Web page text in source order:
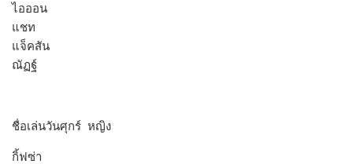
ไอออน
แชท
แจ็คสัน
ณัฏฐ์
ชื่อเล่นวันศุกร์ หญิง
กิ้ฟซ่า